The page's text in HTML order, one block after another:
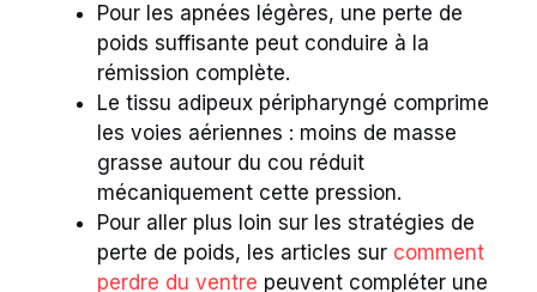
Pour les apnées légères, une perte de
poids suffisante peut conduire à la
rémission complète.
Le tissu adipeux péripharyngé comprime
les voies aériennes : moins de masse
grasse autour du cou réduit
mécaniquement cette pression.
Pour aller plus loin sur les stratégies de
perte de poids, les articles sur comment
perdre du ventre peuvent compléter une